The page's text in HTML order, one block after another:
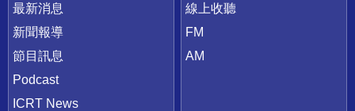
最新消息
新聞報導
節目訊息
Podcast
ICRT News
線上收聽
FM
AM